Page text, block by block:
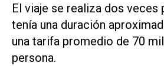
El viaje se realiza dos veces
tenía una duración
una tarifa promedio de 70
persona.